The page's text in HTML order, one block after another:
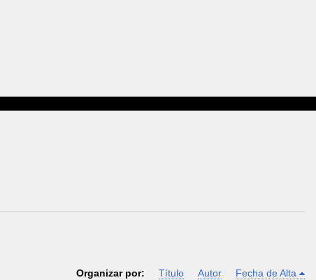
Organizar por: Título Autor Fecha de Alta